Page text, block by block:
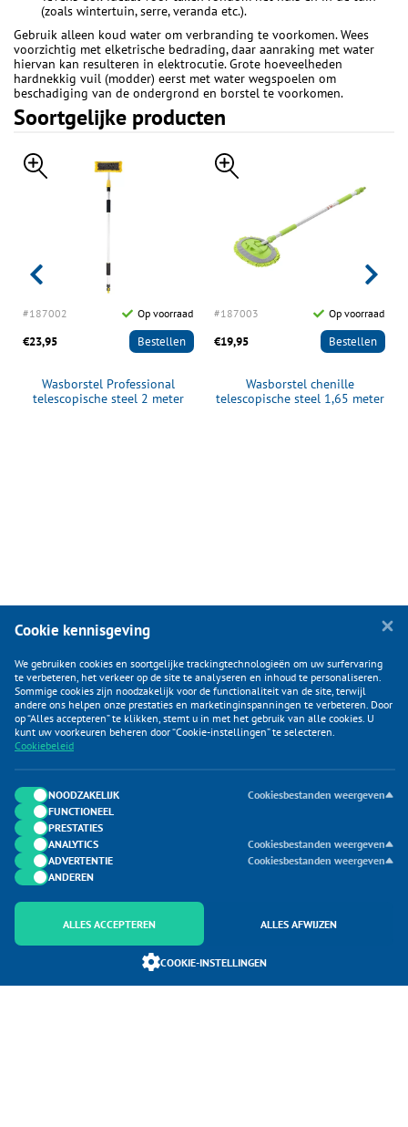
(zoals wintertuin, serre, veranda etc.).
Gebruik alleen koud water om verbranding te voorkomen. Wees
voorzichtig met elketrische bedrading, daar aanraking met water
hiervan kan resulteren in elektrocutie. Grote hoeveelheden
hardnekkig vuil (modder) eerst met water wegspoelen om
beschadiging van de ondergrond en borstel te voorkomen.
Soortgelijke producten
#187002 Op voorraad
€23,95 Bestellen
Wasborstel Professional
telescopische steel 2 meter
#187003 Op voorraad
€19,95 Bestellen
Wasborstel chenille
telescopische steel 1,65 meter
KLANTENSERVICE
CATEGORIEËN
DUIJVELAAR E-COMMERCE
CONTACTEN
Onderdeel van Duijvelaar E-commerce
SoloMono.net
Cookie kennisgeving
We gebruiken cookies en soortgelijke trackingtechnologieën om uw surfervaring
te verbeteren, het verkeer op de site te analyseren en inhoud te personaliseren.
Sommige cookies zijn noodzakelijk voor de functionaliteit van de site, terwijl
andere ons helpen onze prestaties en marketinginspanningen te verbeteren. Door
op “Alles accepteren” te klikken, stemt u in met het gebruik van alle cookies. U
kunt uw voorkeuren beheren door “Cookie-instellingen” te selecteren.
Cookiebeleid
NOODZAKELIJK
Cookiesbestanden weergeven
FUNCTIONEEL
PRESTATIES
ANALYTICS
Cookiesbestanden weergeven
ADVERTENTIE
Cookiesbestanden weergeven
ANDEREN
ALLES ACCEPTEREN ALLES AFWIJZEN
COOKIE-INSTELLINGEN